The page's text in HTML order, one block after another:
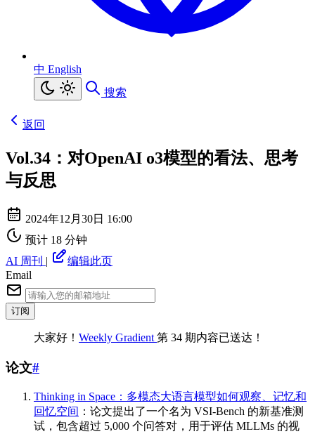
中 English
搜索
返回
Vol.34：对OpenAI o3模型的看法、思考
与反思
2024年12月30日 16:00
预计 18 分钟
AI 周刊 |
编辑此页
Email
订阅
大家好！ Weekly Gradient 第 34 期内容已送达！
论文#
Thinking in Space：多模态大语言模型如何观察、记忆和
回忆空间 ：论文提出了一个名为 VSI-Bench 的新基准测
试，包含超过 5,000 个问答对，用于评估 MLLMs 的视